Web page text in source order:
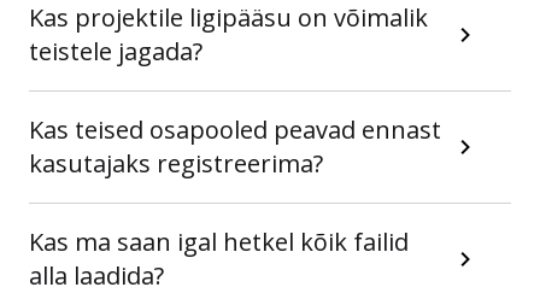
Kas projektile ligipääsu on võimalik
teistele jagada?
Kas teised osapooled peavad ennast
kasutajaks registreerima?
Kas ma saan igal hetkel kõik failid
alla laadida?